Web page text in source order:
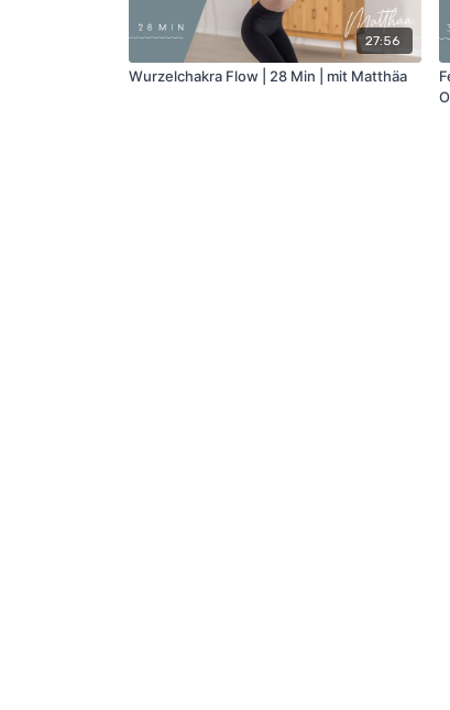
27:56
Wurzelchakra Flow | 28 Min | mit Matthäa